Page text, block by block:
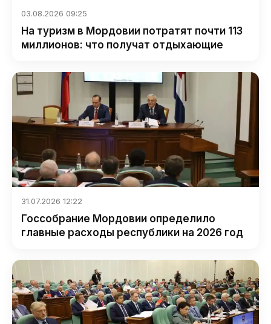
03.08.2026 09:25
На туризм в Мордовии потратят почти 113
миллионов: что получат отдыхающие
31.07.2026 12:22
Госсобрание Мордовии определило
главные расходы республики на 2026 год